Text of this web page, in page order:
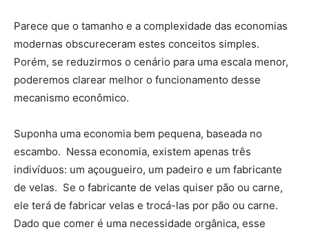
Parece que o tamanho e a complexidade das economias
modernas obscureceram estes conceitos simples.
Porém, se reduzirmos o cenário para uma escala menor,
poderemos clarear melhor o funcionamento desse
mecanismo econômico.
Suponha uma economia bem pequena, baseada no
escambo. Nessa economia, existem apenas três
indivíduos: um açougueiro, um padeiro e um fabricante
de velas. Se o fabricante de velas quiser pão ou carne,
ele terá de fabricar velas e trocá-las por pão ou carne.
Dado que comer é uma necessidade orgânica, esse